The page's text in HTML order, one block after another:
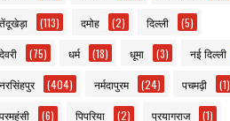
(113) दमोह (2) दिल्ली (5)
(75) धर्म (18) धूमा (3) नई दिल्ली
(404) नर्मदापुरम (24) पचमढ़ी (1)
(6) पिपरिया (2) प्रयागराज (1)